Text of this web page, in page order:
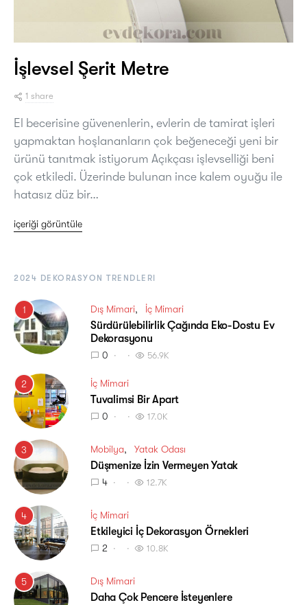
İşlevsel Şerit Metre
1 share
El becerisine güvenenlerin, evlerin de tamirat işleri
yapmaktan hoşlananların çok beğeneceği yeni bir
ürünü tanıtmak istiyorum Açıkçası işlevselliği beni
çok etkiledi. Üzerinde bulunan ince kalem oyuğu ile
hatasız düz bir…
içeriği görüntüle
2024 DEKORASYON TRENDLERI
1 Dış Mimari İç Mimari
Sürdürülebilirlik Çağında Eko-Dostu Ev
Dekorasyonu
0 56.9K
2 İç Mimari
Tuvalimsi Bir Apart
0 17.0K
3 Mobilya Yatak Odası
Düşmenize İzin Vermeyen Yatak
4 12.7K
4 İç Mimari
Etkileyici İç Dekorasyon Örnekleri
2 10.8K
5 Dış Mimari
Daha Çok Pencere İsteyenlere